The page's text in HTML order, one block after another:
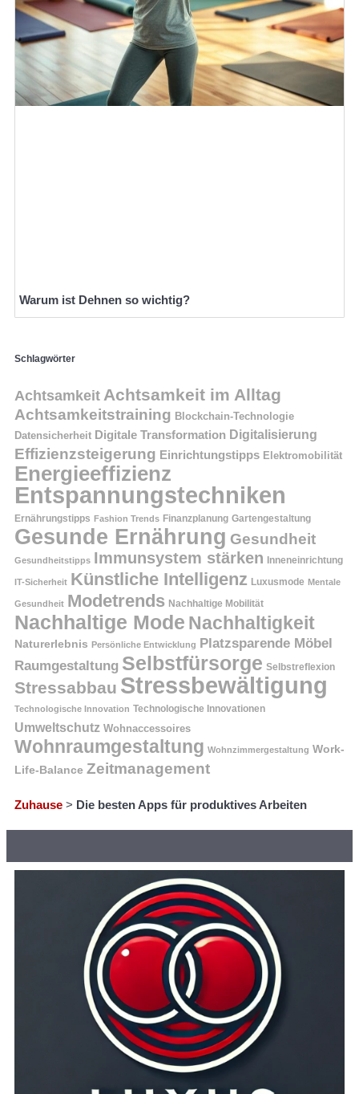
Warum ist Dehnen so wichtig?
Schlagwörter
Achtsamkeit Achtsamkeit im Alltag
Achtsamkeitstraining Blockchain-Technologie
Datensicherheit Digitale Transformation Digitalisierung
Effizienzsteigerung Einrichtungstipps Elektromobilität
Energieeffizienz
Entspannungstechniken
Ernährungstipps Fashion Trends Finanzplanung Gartengestaltung
Gesunde Ernährung Gesundheit
Gesundheitstipps Immunsystem stärken Inneneinrichtung
IT-Sicherheit Künstliche Intelligenz Luxusmode Mentale
Gesundheit Modetrends Nachhaltige Mobilität
Nachhaltige Mode Nachhaltigkeit
Naturerlebnis Persönliche Entwicklung Platzsparende Möbel
Raumgestaltung Selbstfürsorge Selbstreflexion
Stressabbau Stressbewältigung
Technologische Innovation Technologische Innovationen
Umweltschutz Wohnaccessoires
Wohnraumgestaltung Wohnzimmergestaltung Work-
Life-Balance Zeitmanagement
Zuhause > Die besten Apps für produktives Arbeiten